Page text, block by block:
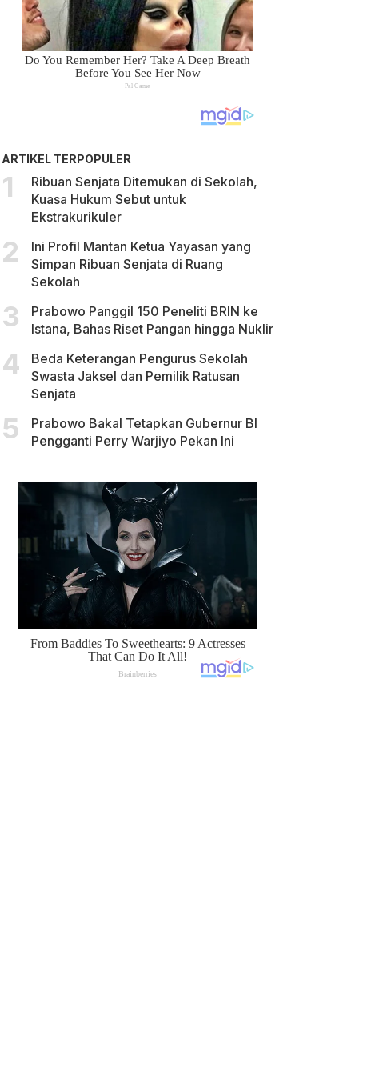
ARTIKEL TERPOPULER
Ribuan Senjata Ditemukan di Sekolah,
Kuasa Hukum Sebut untuk
Ekstrakurikuler
Ini Profil Mantan Ketua Yayasan yang
Simpan Ribuan Senjata di Ruang
Sekolah
Prabowo Panggil 150 Peneliti BRIN ke
Istana, Bahas Riset Pangan hingga Nuklir
Beda Keterangan Pengurus Sekolah
Swasta Jaksel dan Pemilik Ratusan
Senjata
Prabowo Bakal Tetapkan Gubernur BI
Pengganti Perry Warjiyo Pekan Ini